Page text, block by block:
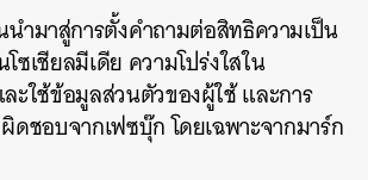
ำมาสู่การตั้งคำถามต่อสิทธิความเป็น
ซเชียลมีเดีย ความโปร่งใสใน
ะใช้ข้อมูลส่วนตัวของผู้ใช้ และการ
ดชอบจากเฟซบุ๊ก โดยเฉพาะจากมาร์ก